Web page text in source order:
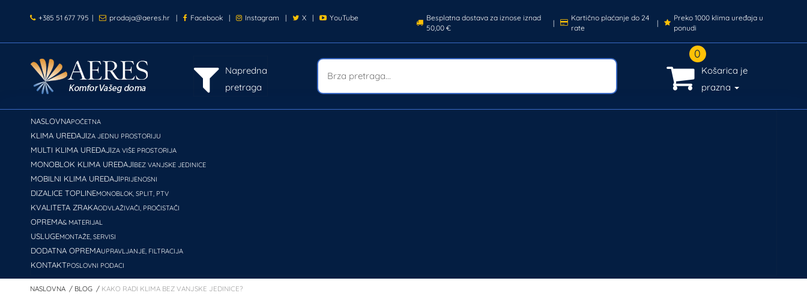
+385 51 677 795 | prodaja@aeres.hr | Facebook | Instagram | X | YouTube
Besplatna dostava za iznose iznad
50,00 €
|
Kartično plaćanje do 24
rate
|
Preko 1000 klima uređaja u
ponudi
Napredna
pretraga
0
Košarica je
prazna
NASLOVNAPOČETNA
KLIMA UREĐAJIZA JEDNU PROSTORIJU
MULTI KLIMA UREĐAJIZA VIŠE PROSTORIJA
MONOBLOK KLIMA UREĐAJIBEZ VANJSKE JEDINICE
MOBILNI KLIMA UREĐAJIPRIJENOSNI
DIZALICE TOPLINEMONOBLOK, SPLIT, PTV
KVALITETA ZRAKAODVLAŽIVAČI, PROČISTAČI
OPREMA& MATERIJAL
USLUGEMONTAŽE, SERVISI
DODATNA OPREMAUPRAVLJANJE, FILTRACIJA
KONTAKTPOSLOVNI PODACI
NASLOVNA BLOG KAKO RADI KLIMA BEZ VANJSKE JEDINICE?